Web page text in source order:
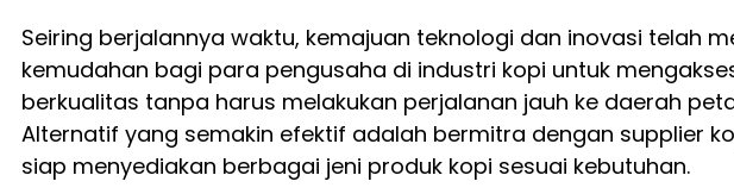
Seiring berjalannya waktu, kemajuan teknologi dan inovasi telah
kemudahan bagi para pengusaha di industri kopi untuk
berkualitas tanpa harus melakukan perjalanan jauh ke daerah
Alternatif yang semakin efektif adalah bermitra dengan supplier
siap menyediakan berbagai jeni produk kopi sesuai kebutuhan.